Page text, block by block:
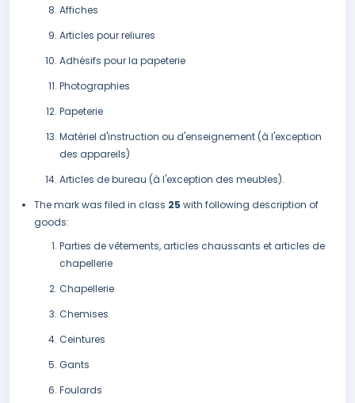
Affiches
Articles pour reliures
Adhésifs pour la papeterie
Photographies
Papeterie
Matériel d'instruction ou d'enseignement (à l'exception
des appareils)
Articles de bureau (à l'exception des meubles).
The mark was filed in class 25 with following description of
goods:
Parties de vêtements, articles chaussants et articles de
chapellerie
Chapellerie
Chemises
Ceintures
Gants
Foulards